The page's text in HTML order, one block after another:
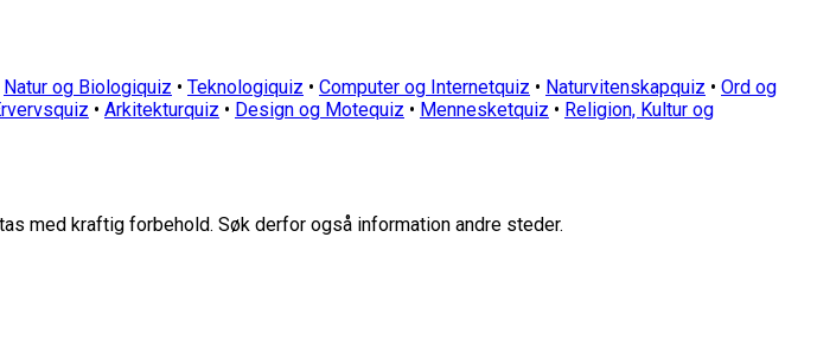
Natur og Biologiquiz • Teknologiquiz • Computer og Internetquiz • Naturvitenskapquiz • Ord og
• Arkitekturquiz • Design og Motequiz • Mennesketquiz • Religion, Kultur og
med kraftig forbehold. Søk derfor også information andre steder.